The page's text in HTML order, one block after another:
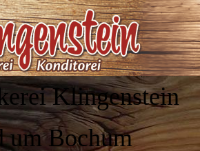
Klingenstein
um Bochum